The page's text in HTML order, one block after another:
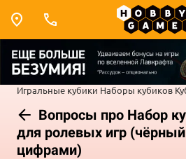
Игральные кубики Наборы кубиков
Вопросы про Набор
для ролевых игр
цифрами)